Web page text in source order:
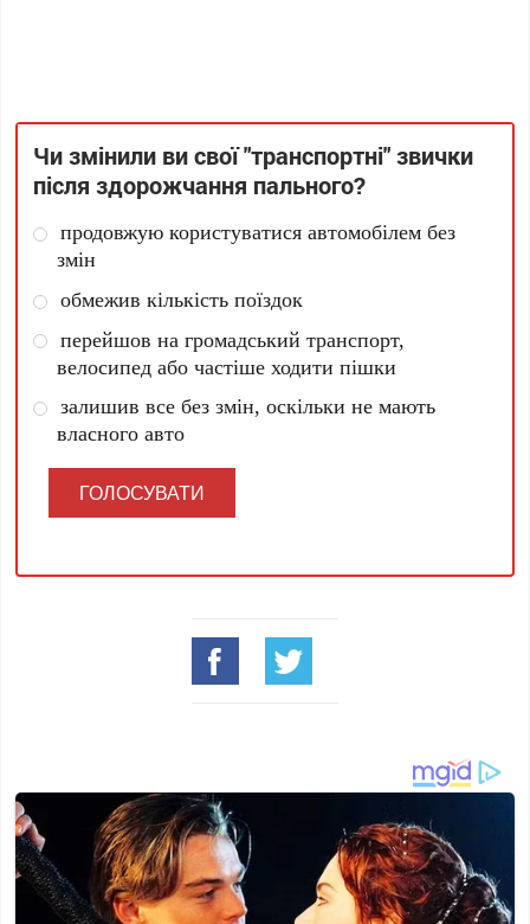
Чи змінили ви свої "транспортні" звички
після здорожчання пального?
продовжую користуватися автомобілем без
змін
обмежив кількість поїздок
перейшов на громадський транспорт,
велосипед або частіше ходити пішки
залишив все без змін, оскільки не мають
власного авто